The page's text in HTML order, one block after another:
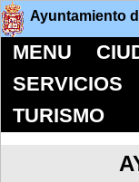
Ayuntamiento
MENU
SERVICIOS
TURISMO